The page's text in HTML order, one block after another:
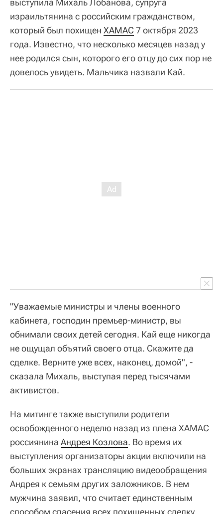
израильтянина с российским гражданством,
который был похищен ХАМАС 7 октября 2023
года. Известно, что несколько месяцев назад у
нее родился сын, которого его отцу до сих пор не
довелось увидеть. Мальчика назвали Кай.
"Уважаемые министры и члены военного
кабинета, господин премьер-министр, вы
обнимали своих детей сегодня. Кай еще никогда
не ощущал объятий своего отца. Скажите да
сделке. Верните уже всех, наконец, домой", -
сказала Михаль, выступая перед тысячами
активистов.
На митинге также выступили родители
освобожденного неделю назад из плена ХАМАС
россиянина Андрея Козлова. Во время их
выступления организаторы акции включили на
больших экранах трансляцию видеообращения
Андрея к семьям других заложников. В нем
мужчина заявил, что считает единственным
способом спасения всех похищенных сделку